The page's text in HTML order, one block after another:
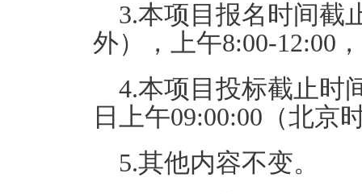
3.本项目报名时间截
外），上午8:00-12:00
4.本项目投标截止时
日上午09:00:00（北京
5.其他内容不变。